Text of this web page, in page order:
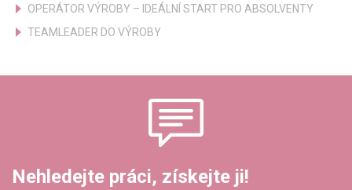
OPERÁTOR VÝROBY – IDEÁLNÍ START PRO ABSOLVENTY
TEAMLEADER DO VÝROBY
Nehledejte práci, získejte ji!